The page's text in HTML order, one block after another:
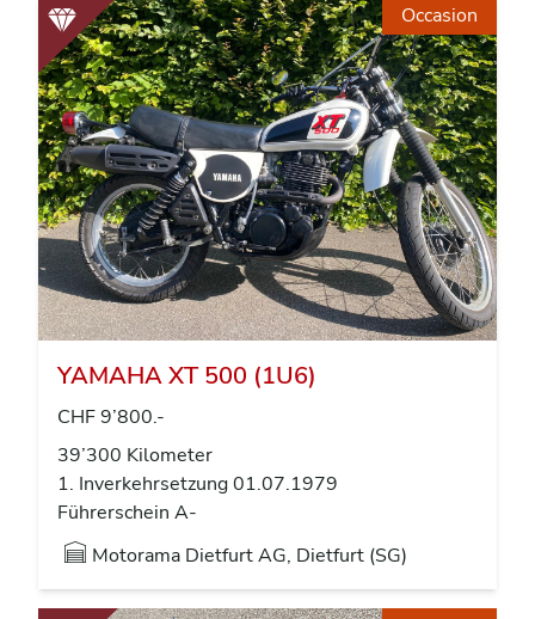
Occasion
YAMAHA XT 500 (1U6)
CHF 9’800.-
39’300 Kilometer
1. Inverkehrsetzung 01.07.1979
Führerschein A-
Motorama Dietfurt AG, Dietfurt (SG)